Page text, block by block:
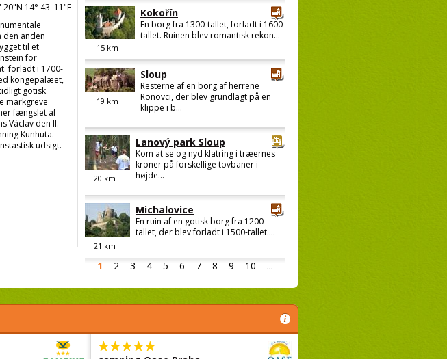
20"N 14° 43' 11"E
anden
til et
for
forladt i 1700-
kongepalæet,
gotisk
markgreve
fængslet af
Václav den II.
Kunhuta.
udsigt.
1 2 3 4 5 6 7 8 9 10 ...
15km
Kokořín
En borg fra 1300-tallet, forladt i 1600-
tallet. Ruinen blev romantisk rekon...
19 km
Sloup
Resterne af en borg af herrene
Ronovci, der blev grundlagt på en
klippe i b...
20 km
Lanový park Sloup
Kom at se og nyd klatring i træernes
kroner på forskellige tovbaner i
højde...
21 km
Michalovice
En ruin af en gotisk borg fra 1200-
tallet, der blev forladt i 1500-tallet....